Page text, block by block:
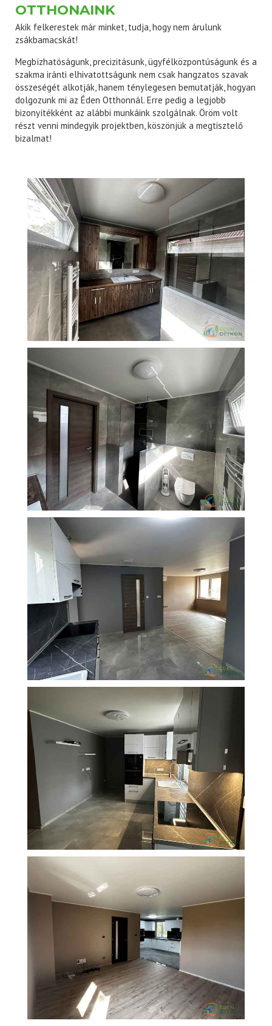
OTTHONAINK
Akik felkerestek már minket, tudja, hogy nem árulunk
zsákbamacskát!
Megbízhatóságunk, precizitásunk, ügyfélközpontúságunk és a
szakma iránti elhivatottságunk nem csak hangzatos szavak
összeségét alkotják, hanem ténylegesen bemutatják, hogyan
dolgozunk mi az Éden Otthonnál. Erre pedig a legjobb
bizonyítékként az alábbi munkáink szolgálnak. Öröm volt
részt venni mindegyik projektben, köszönjük a megtisztelő
bizalmat!